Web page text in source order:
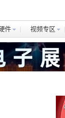
件 视频专区